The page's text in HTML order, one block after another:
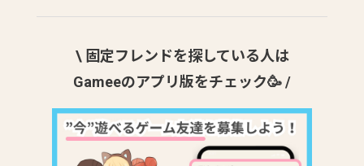
\ 固定フレンドを探している人は
Gameeのアプリ版をチェック🥳 /